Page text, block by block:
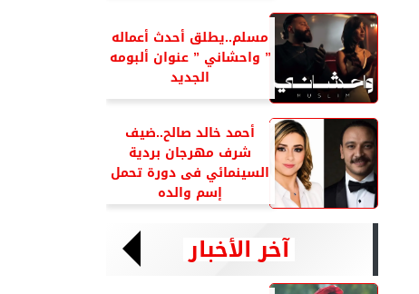
مسلم..يطلق أحدث أعماله
” واحشاني ” عنوان ألبومه
الجديد
أحمد خالد صالح..ضيف
شرف مهرجان بردية
السينمائي فى دورة تحمل
إسم والده
آخر الأخبار